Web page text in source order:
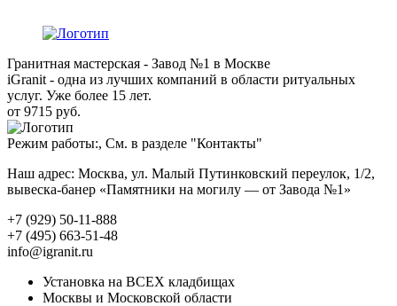
Гранитная мастерская - Завод №1 в Москве
iGranit - одна из лучших компаний в области ритуальных
услуг. Уже более 15 лет.
от 9715 руб.
Режим работы:, См. в разделе "Контакты"
Наш адрес: Москва, ул. Малый Путинковский переулок, 1/2,
вывеска-банер «Памятники на могилу — от Завода №1»
+7 (929) 50-11-888
+7 (495) 663-51-48
info@igranit.ru
Установка на ВСЕХ кладбищах
Москвы и Московской области